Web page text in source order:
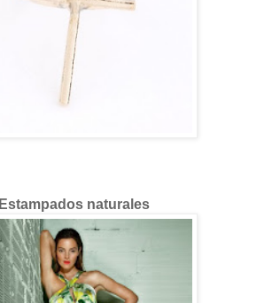
Estampados naturales